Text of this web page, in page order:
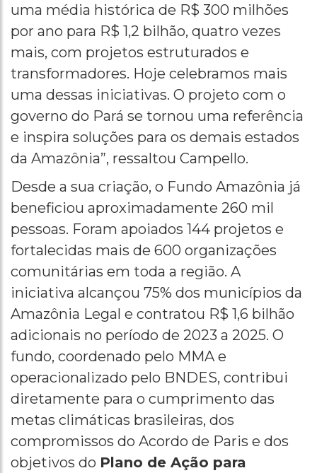
uma média histórica de R$ 300 milhões
por ano para R$ 1,2 bilhão, quatro vezes
mais, com projetos estruturados e
transformadores. Hoje celebramos mais
uma dessas iniciativas. O projeto com o
governo do Pará se tornou uma referência
e inspira soluções para os demais estados
da Amazônia”, ressaltou Campello.
Desde a sua criação, o Fundo Amazônia já
beneficiou aproximadamente 260 mil
pessoas. Foram apoiados 144 projetos e
fortalecidas mais de 600 organizações
comunitárias em toda a região. A
iniciativa alcançou 75% dos municípios da
Amazônia Legal e contratou R$ 1,6 bilhão
adicionais no período de 2023 a 2025. O
fundo, coordenado pelo MMA e
operacionalizado pelo BNDES, contribui
diretamente para o cumprimento das
metas climáticas brasileiras, dos
compromissos do Acordo de Paris e dos
objetivos do Plano de Ação para